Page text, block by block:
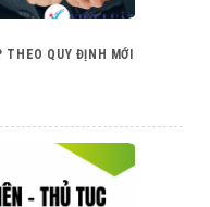
THEO QUY ĐỊNH MỚI